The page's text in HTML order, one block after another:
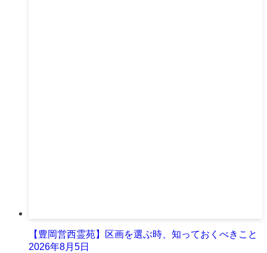
【豊岡営西霊苑】区画を選ぶ時、知っておくべきこと
2026年8月5日